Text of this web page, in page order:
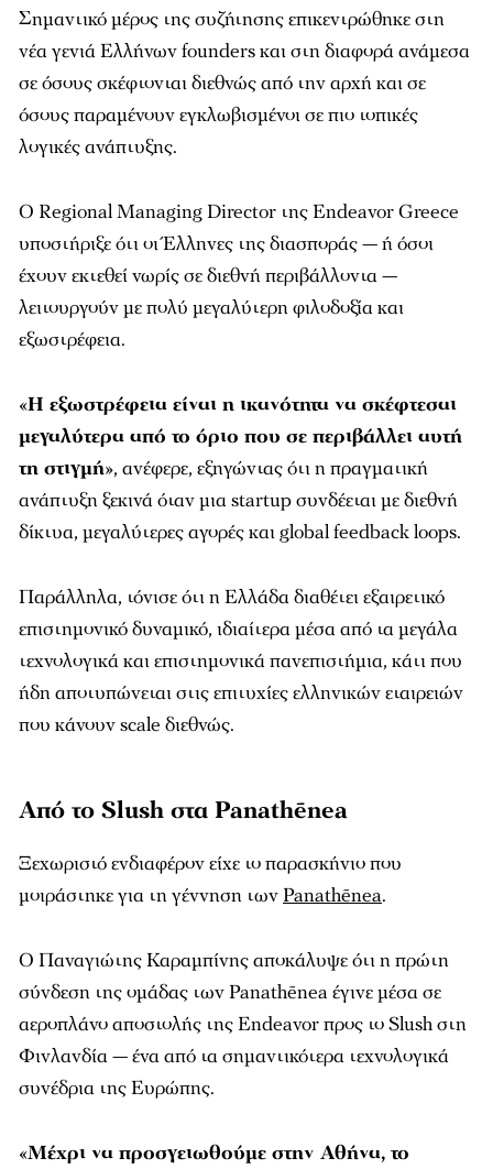
Σημαντικό μέρος της συζήτησης επικεντρώθηκε στη
νέα γενιά Ελλήνων founders και στη διαφορά ανάμεσα
σε όσους σκέφτονται διεθνώς από την αρχή και σε
όσους παραμένουν εγκλωβισμένοι σε πιο τοπικές
λογικές ανάπτυξης.
Ο Regional Managing Director της Endeavor Greece
υποστήριξε ότι οι Έλληνες της διασποράς — ή όσοι
έχουν εκτεθεί νωρίς σε διεθνή περιβάλλοντα —
λειτουργούν με πολύ μεγαλύτερη φιλοδοξία και
εξωστρέφεια.
«Η εξωστρέφεια είναι η ικανότητα να σκέφτεσαι
μεγαλύτερα από το όριο που σε περιβάλλει αυτή
τη στιγμή», ανέφερε, εξηγώντας ότι η πραγματική
ανάπτυξη ξεκινά όταν μια startup συνδέεται με διεθνή
δίκτυα, μεγαλύτερες αγορές και global feedback loops.
Παράλληλα, τόνισε ότι η Ελλάδα διαθέτει εξαιρετικό
επιστημονικό δυναμικό, ιδιαίτερα μέσα από τα μεγάλα
τεχνολογικά και επιστημονικά πανεπιστήμια, κάτι που
ήδη αποτυπώνεται στις επιτυχίες ελληνικών εταιρειών
που κάνουν scale διεθνώς.
Από το Slush στα Panathēnea
Ξεχωριστό ενδιαφέρον είχε το παρασκήνιο που
μοιράστηκε για τη γέννηση τωνPanathēnea.
Ο Παναγιώτης Καραμπίνης αποκάλυψε ότι η πρώτη
σύνδεση της ομάδας των Panathēnea έγινε μέσα σε
αεροπλάνο αποστολής της Endeavor προς το Slush στη
Φινλανδία — ένα από τα σημαντικότερα τεχνολογικά
συνέδρια της Ευρώπης.
«Μέχρι να προσγειωθούμε στην Αθήνα, το